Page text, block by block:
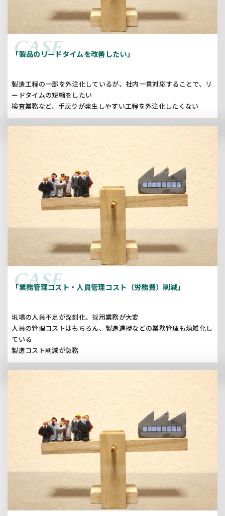
「製品のリードタイムを改善したい」
製造工程の一部を外注化しているが、社内一貫対応することで、リ
ードタイムの短縮をしたい
検査業務など、手戻りが発生しやすい工程を外注化したくない
「業務管理コスト・人員管理コスト（労務費）削減」
現場の人員不足が深刻化、採用業務が大変
人員の管理コストはもちろん、製造進捗などの業務管理も煩雑化し
ている
製造コスト削減が急務